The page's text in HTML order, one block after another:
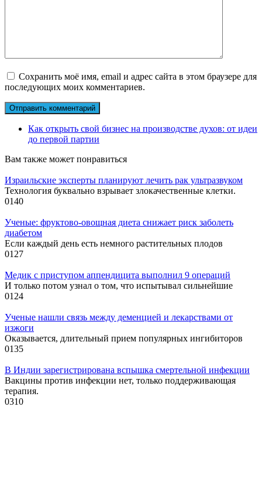
Сохранить моё имя, email и адрес сайта в этом браузере для
последующих моих комментариев.
Как открыть свой бизнес на производстве духов: от идеи
до первой партии
Вам также может понравиться
Израильские эксперты планируют лечить рак ультразвуком
Технология буквально взрывает злокачественные клетки.
0140
Ученые: фруктово-овощная диета снижает риск заболеть
диабетом
Если каждый день есть немного растительных плодов
0127
Медик с приступом аппендицита выполнил 9 операций
И только потом узнал о том, что испытывал сильнейшие
0124
Ученые нашли связь между деменцией и лекарствами от
изжоги
Оказывается, длительный прием популярных ингибиторов
0135
В Индии зарегистрирована вспышка смертельной инфекции
Вакцины против инфекции нет, только поддерживающая
терапия.
0310